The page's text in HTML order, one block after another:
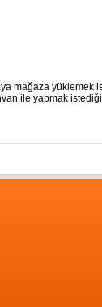
mağaza yüklemek
ile yapmak